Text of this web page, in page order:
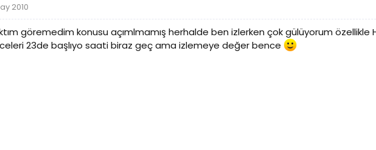
2010
göremedim konusu açımlmamış herhalde ben izlerken çok gülüyorum özellikle
23de başlıyo saati biraz geç ama izlemeye değer bence